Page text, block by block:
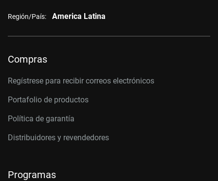
Región/País: America Latina
Compras
Regístrese para recibir correos electrónicos
Portafolio de productos
Política de garantía
Distribuidores y revendedores
Programas